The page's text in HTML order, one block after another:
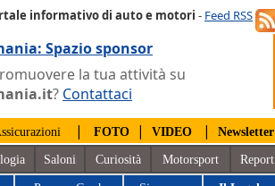
informativo di auto e motori - Feed RSS
Spazio sponsor
la tua attività su
? Contattaci
| FOTO | VIDEO | Newsletter
Saloni Curiosità Motorsport Report